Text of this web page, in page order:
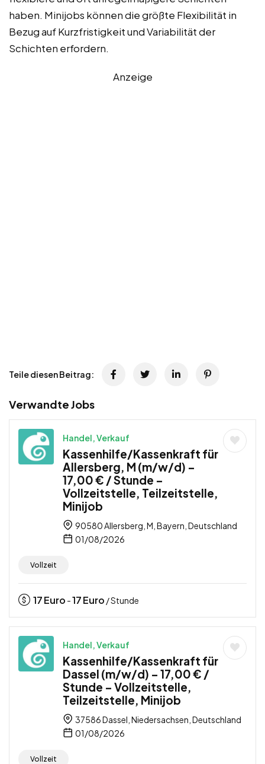
haben. Minijobs können die größte Flexibilität in
Bezug auf Kurzfristigkeit und Variabilität der
Schichten erfordern.
Anzeige
Teile diesen Beitrag:
Verwandte Jobs
Handel, Verkauf
Kassenhilfe/Kassenkraft für
Allersberg, M (m/w/d) –
17,00 € / Stunde –
Vollzeitstelle, Teilzeitstelle,
Minijob
90580 Allersberg, M, Bayern, Deutschland
01/08/2026
Vollzeit
17Euro -17Euro / Stunde
Handel, Verkauf
Kassenhilfe/Kassenkraft für
Dassel (m/w/d) – 17,00 € /
Stunde – Vollzeitstelle,
Teilzeitstelle, Minijob
37586 Dassel, Niedersachsen, Deutschland
01/08/2026
Vollzeit